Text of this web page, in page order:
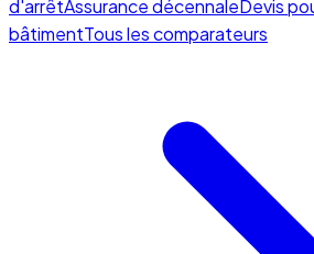
d'arrêtAssurance décennaleDevis
bâtimentTous les comparateurs